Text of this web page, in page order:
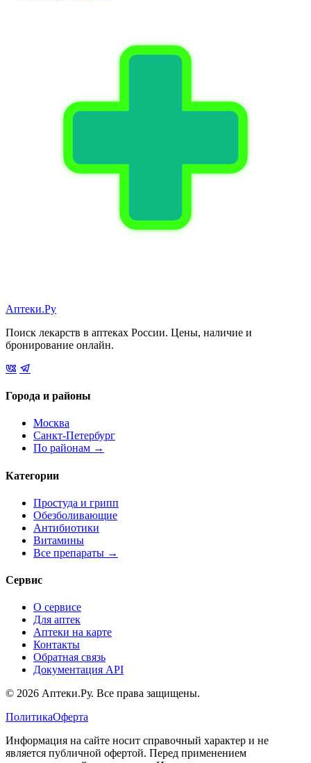
Аптеки.Ру
Поиск лекарств в аптеках России. Цены, наличие и
бронирование онлайн.
Города и районы
Москва
Санкт-Петербург
По районам →
Категории
Простуда и грипп
Обезболивающие
Антибиотики
Витамины
Все препараты →
Сервис
О сервисе
Для аптек
Аптеки на карте
Контакты
Обратная связь
Документация API
© 2026 Аптеки.Ру. Все права защищены.
ПолитикаОферта
Информация на сайте носит справочный характер и не
является публичной офертой. Перед применением